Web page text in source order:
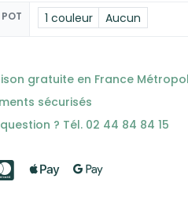
1 couleur Aucun
gratuite en France
sécurisés
? Tél. 02 44 84 84 15